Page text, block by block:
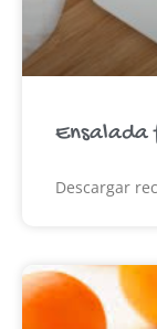
Ensalada
Descargar